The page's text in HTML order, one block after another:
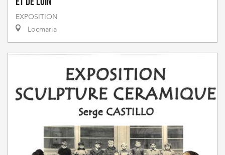
EXPOSITION
Locmaria